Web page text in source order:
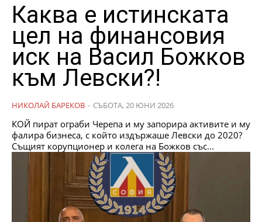
Каква е истинската
цел на финансовия
иск на Васил Божков
към Левски?!
НИКОЛАЙ БАРЕКОВ - СЪБОТА, 20 ЮНИ 2026
КОЙ пират ограби Черепа и му запорира активите и му
фалира бизнеса, с който издържаше Левски до 2020?
Същият корупционер и колега на Божков със...